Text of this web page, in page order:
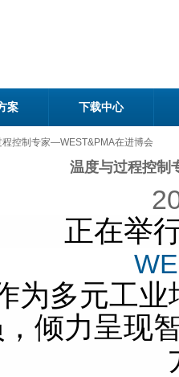
案 下载中心
程控制专家—WEST&PMA在进博会
温度与过程控制
正在举
为多元工业
倾力呈现